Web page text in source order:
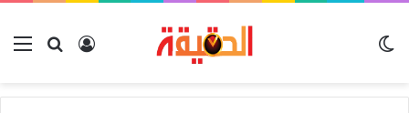
بحث عنتسجيل